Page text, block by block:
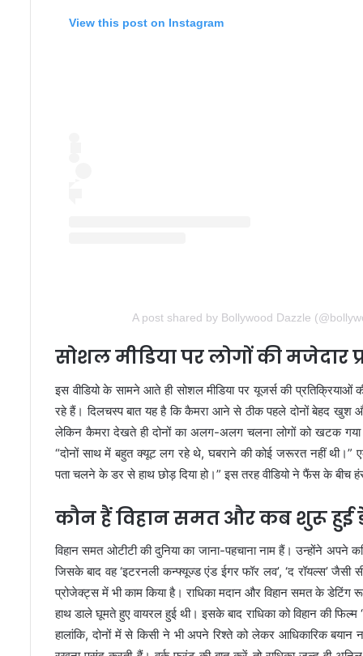
View this post on Instagram
A post shared by Bollywood Dazzle
सोशल मीडिया पर लोगों की मजेदार
इस वीडियो के सामने आते ही सोशल मीडिया पर यूजर्स की
रहे हैं। दिलचस्प बात यह है कि कैमरा आने से ठीक पहले दोनों बेहद
लेकिन कैमरा देखते ही दोनों का अलग-अलग चलना लोगों को खटक
“दोनों साथ में बहुत क्यूट लग रहे थे, घबराने की कोई जरूरत नहीं थी।”
पता चलने के डर से हाथ छोड़ दिया हो।” इस तरह वीडियो ने फैंस के बीच
कौन हैं विहान समत और कब शुरू हुई
विहान समत ओटीटी की दुनिया का जाना-पहचाना नाम हैं। उन्होंने
जिसके बाद वह‘इटरनली कन्फ्यूज्ड एंड ईगर फॉर लव’,‘द रॉयल्स’जैसी
प्रोजेक्ट्स में भी काम किया है। राधिका मदान और विहान समत के डेटिंग
हाथ डाले घूमते हुए वायरल हुई थी। इसके बाद राधिका को विहान की फिल्म
हालांकि, दोनों में से किसी ने भी अपने रिश्ते को लेकर आधिकारिक बयान